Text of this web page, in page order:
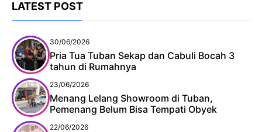
LATEST POST
30/06/2026
Pria Tua Tuban Sekap dan Cabuli Bocah 3
tahun di Rumahnya
23/06/2026
Menang Lelang Showroom di Tuban,
Pemenang Belum Bisa Tempati Obyek
22/06/2026